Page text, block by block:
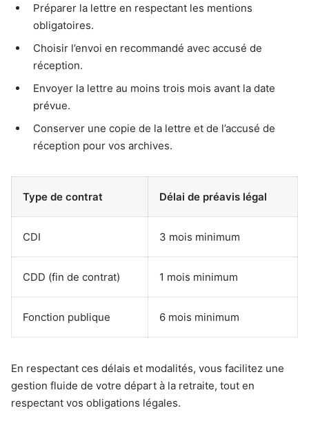
Préparer la lettre en respectant les mentions
obligatoires.
Choisir l’envoi en recommandé avec accusé de
réception.
Envoyer la lettre au moins trois mois avant la date
prévue.
Conserver une copie de la lettre et de l’accusé de
réception pour vos archives.
Type de contrat Délai de préavis légal
CDI 3 mois minimum
CDD (fin de contrat) 1 mois minimum
Fonction publique 6 mois minimum
En respectant ces délais et modalités, vous facilitez une
gestion fluide de votre départ à la retraite, tout en
respectant vos obligations légales.